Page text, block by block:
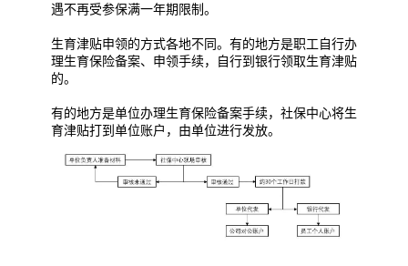
遇不再受参保满一年期限制。
生育津贴申领的方式各地不同。有的地方是职工自行办
理生育保险备案、申领手续，自行到银行领取生育津贴
的。
有的地方是单位办理生育保险备案手续，社保中心将生
育津贴打到单位账户，由单位进行发放。